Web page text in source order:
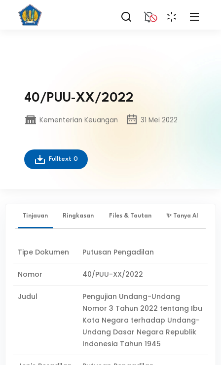
40/PUU-XX/2022
Kementerian Keuangan 31 Mei 2022
Fulltext 0
Tinjauan Ringkasan Files & Tautan ✨ Tanya AI
Tipe Dokumen Putusan Pengadilan
Nomor 40/PUU-XX/2022
Judul
Pengujian Undang-Undang
Nomor 3 Tahun 2022 tentang Ibu
Kota Negara terhadap Undang-
Undang Dasar Negara Republik
Indonesia Tahun 1945